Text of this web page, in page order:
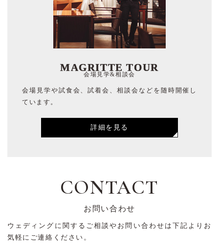
MAGRITTE TOUR
会場見学&相談会
会場見学や試食会、試着会、相談会などを随時開催し
ています。
詳細を見る
CONTACT
お問い合わせ
ウェディングに関するご相談やお問い合わせは下記よりお
気軽にご連絡ください。